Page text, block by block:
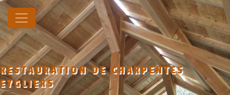
Panneau de gestion des cookies
RESTAURATION DE CHARPENTES
EYGLIERS